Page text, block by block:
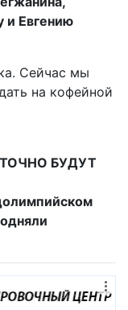
и Евгению
Сейчас мы
на кофейной
БУДУТ